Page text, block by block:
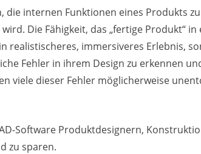
die internen Funktionen eines Produkts
Die Fähigkeit, das „fertige Produkt“
realistischeres, immersiveres Erlebnis,
Fehler in ihrem Design zu erkennen
viele dieser Fehler möglicherweise
Software Produktdesignern,
zu sparen.